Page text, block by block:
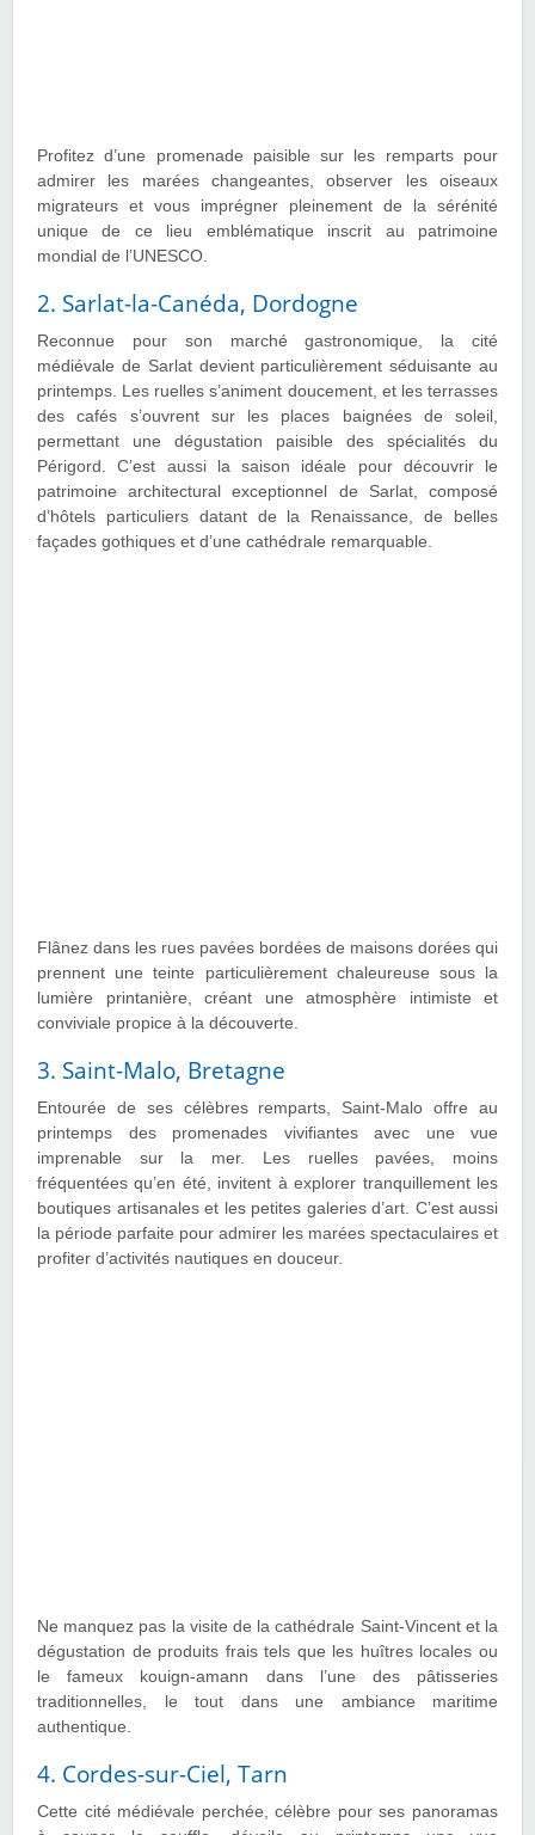
Profitez d’une promenade paisible sur les remparts pour
admirer les marées changeantes, observer les oiseaux
migrateurs et vous imprégner pleinement de la sérénité
unique de ce lieu emblématique inscrit au patrimoine
mondial de l’UNESCO.
2. Sarlat-la-Canéda, Dordogne
Reconnue pour son marché gastronomique, la cité
médiévale de Sarlat devient particulièrement séduisante au
printemps. Les ruelles s’animent doucement, et les terrasses
des cafés s’ouvrent sur les places baignées de soleil,
permettant une dégustation paisible des spécialités du
Périgord. C’est aussi la saison idéale pour découvrir le
patrimoine architectural exceptionnel de Sarlat, composé
d’hôtels particuliers datant de la Renaissance, de belles
façades gothiques et d’une cathédrale remarquable.
Flânez dans les rues pavées bordées de maisons dorées qui
prennent une teinte particulièrement chaleureuse sous la
lumière printanière, créant une atmosphère intimiste et
conviviale propice à la découverte.
3. Saint-Malo, Bretagne
Entourée de ses célèbres remparts, Saint-Malo offre au
printemps des promenades vivifiantes avec une vue
imprenable sur la mer. Les ruelles pavées, moins
fréquentées qu’en été, invitent à explorer tranquillement les
boutiques artisanales et les petites galeries d’art. C’est aussi
la période parfaite pour admirer les marées spectaculaires et
profiter d’activités nautiques en douceur.
Ne manquez pas la visite de la cathédrale Saint-Vincent et la
dégustation de produits frais tels que les huîtres locales ou
le fameux kouign-amann dans l’une des pâtisseries
traditionnelles, le tout dans une ambiance maritime
authentique.
4. Cordes-sur-Ciel, Tarn
Cette cité médiévale perchée, célèbre pour ses panoramas